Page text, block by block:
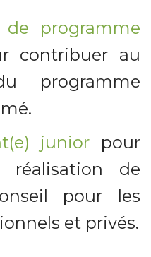
de programme
contribuer au
programme
junior pour
de
pour les
et privés.